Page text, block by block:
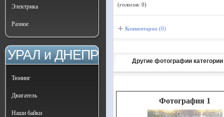
Электрика
Разное
УРАЛ и ДНЕПР
Тюнинг
Двигатель
Наши байки
(голосов: 0)
Комментарии (0)
Другие фотографии категории
Фотография 1